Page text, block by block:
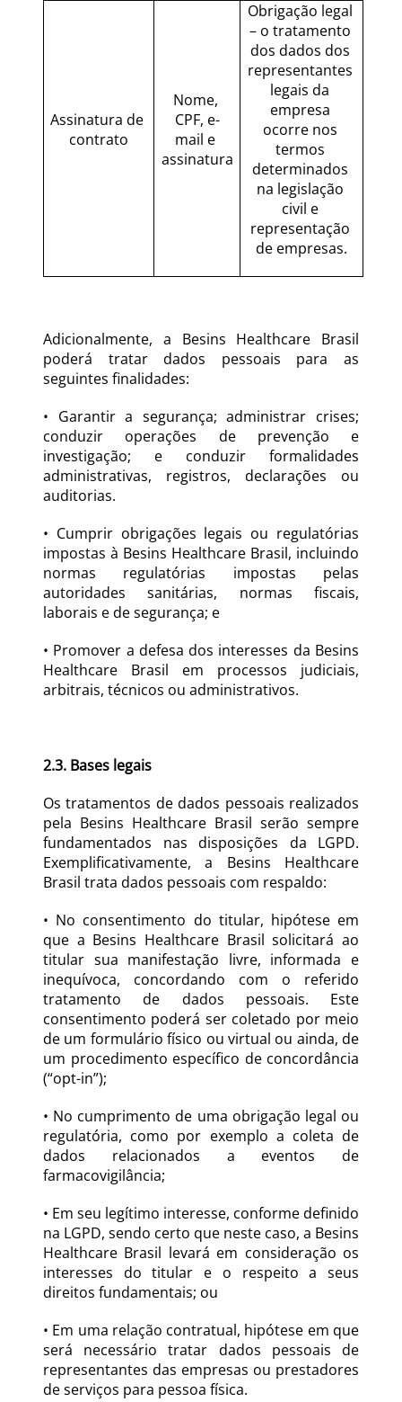
Assinatura de
contrato
Nome,
CPF, e-
mail e
assinatura
Obrigação legal
– o tratamento
dos dados dos
representantes
legais da
empresa
ocorre nos
termos
determinados
na legislação
civil e
representação
de empresas.
Adicionalmente, a Besins Healthcare Brasil
poderá tratar dados pessoais para as
seguintes finalidades:
• Garantir a segurança; administrar crises;
conduzir operações de prevenção e
investigação; e conduzir formalidades
administrativas, registros, declarações ou
auditorias.
• Cumprir obrigações legais ou regulatórias
impostas à Besins Healthcare Brasil, incluindo
normas regulatórias impostas pelas
autoridades sanitárias, normas fiscais,
laborais e de segurança; e
• Promover a defesa dos interesses da Besins
Healthcare Brasil em processos judiciais,
arbitrais, técnicos ou administrativos.
2.3. Bases legais
Os tratamentos de dados pessoais realizados
pela Besins Healthcare Brasil serão sempre
fundamentados nas disposições da LGPD.
Exemplificativamente, a Besins Healthcare
Brasil trata dados pessoais com respaldo:
• No consentimento do titular, hipótese em
que a Besins Healthcare Brasil solicitará ao
titular sua manifestação livre, informada e
inequívoca, concordando com o referido
tratamento de dados pessoais. Este
consentimento poderá ser coletado por meio
de um formulário físico ou virtual ou ainda, de
um procedimento específico de concordância
(“opt-in”);
• No cumprimento de uma obrigação legal ou
regulatória, como por exemplo a coleta de
dados relacionados a eventos de
farmacovigilância;
• Em seu legítimo interesse, conforme definido
na LGPD, sendo certo que neste caso, a Besins
Healthcare Brasil levará em consideração os
interesses do titular e o respeito a seus
direitos fundamentais; ou
• Em uma relação contratual, hipótese em que
será necessário tratar dados pessoais de
representantes das empresas ou prestadores
de serviços para pessoa física.